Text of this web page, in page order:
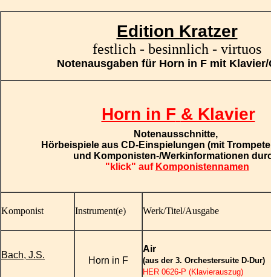
Edition Kratzer
festlich - besinnlich - virtuos
Notenausgaben für Horn in F mit
Horn in F & Klavier
Notenausschnitte,
Hörbeispiele aus CD-Einspielungen (mit
und Komponisten-/Werkinformationen
"klick" auf Komponistennamen
Komponist Instrument(e) Werk/Titel/Ausgabe
Bach, J.S.
Horn in F
Air
(aus der 3. Orchestersuite D-Dur)
HER 0626-P (Klavierauszug)